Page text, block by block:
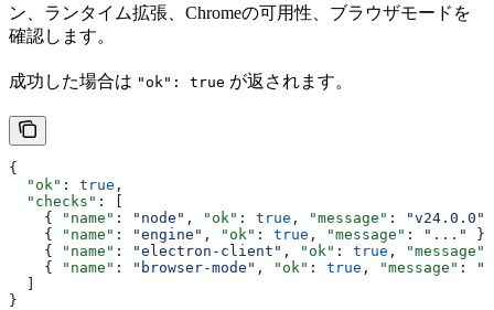
ン、ランタイム拡張、Chromeの可用性、ブラウザモードを
確認します。
成功した場合は "ok": true が返されます。
{
  "ok"
: true ,
  "checks"
: [
    {
"name" : "node" , "ok" : true , "message" : "v24.0.0"
    {
"name" : "engine" , "ok" : true , "message" : "..."
},
    {
"name" : "electron-client" , "ok" : true , "message"
    {
"name" : "browser-mode" , "ok" : true , "message" :
  ]
}